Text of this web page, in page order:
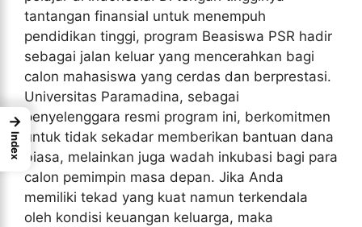
tantangan finansial untuk menempuh
pendidikan tinggi, program Beasiswa PSR hadir
sebagai jalan keluar yang mencerahkan bagi
calon mahasiswa yang cerdas dan berprestasi.
Universitas Paramadina, sebagai
penyelenggara resmi program ini, berkomitmen
untuk tidak sekadar memberikan bantuan dana
biasa, melainkan juga wadah inkubasi bagi para
calon pemimpin masa depan. Jika Anda
memiliki tekad yang kuat namun terkendala
oleh kondisi keuangan keluarga, maka
→
Index